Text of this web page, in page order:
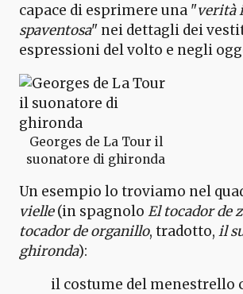
capace di esprimere una "verità
spaventosa" nei dettagli dei
espressioni del volto e negli
Georges de La Tour il
suonatore di ghironda
Un esempio lo troviamo nel
vielle(in spagnolo El tocador de
tocador de organillo, tradotto, il
ghironda):
il costume del menestrello